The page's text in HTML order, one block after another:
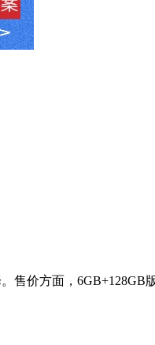
售价方面，6GB+128GB